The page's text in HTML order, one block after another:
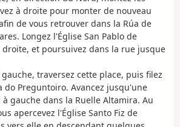
à droite pour monter de nouveau
de vous retrouver dans la Rúa de
Longez l'Église San Pablo de
et poursuivez dans la rue jusque
traversez cette place, puis filez
do Preguntoiro. Avancez jusqu'une
gauche dans la Ruelle Altamira. Au
apercevez l'Église Santo Fiz de